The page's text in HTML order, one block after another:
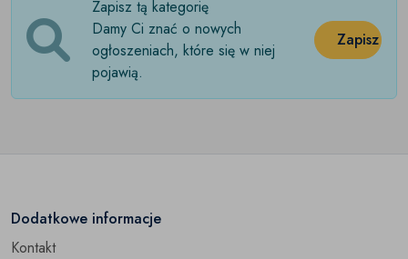
(0)
Pozostałe pojazdy dostawcze(0)
Zapisz tą kategorię
Damy Ci znać o nowych
ogłoszeniach, które się w niej
pojawią.
Zapisz
Dodatkowe informacje
Kontakt